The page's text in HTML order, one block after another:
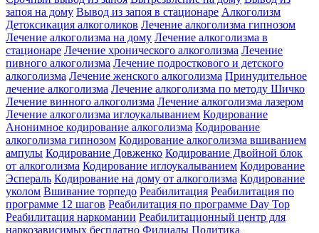
запоя на дому Вывод из запоя в стационаре Алкоголизм
Детоксикация алкоголиков Лечение алкоголизма гипнозом
Лечение алкоголизма на дому Лечение алкоголизма в
стационаре Лечение хронического алкоголизма Лечение
пивного алкоголизма Лечение подросткового и детского
алкоголизма Лечение женского алкоголизма Принудительное
лечение алкоголизма Лечение алкоголизма по методу Шичко
Лечение винного алкоголизма Лечение алкоголизма лазером
Лечение алкоголизма иглоукалыванием Кодирование
Анонимное кодирование алкоголизма Кодирование
алкоголизма гипнозом Кодирование алкоголизма вшиванием
ампулы Кодирование Довженко Кодирование Двойной блок
от алкоголизма Кодирование иглоукалыванием Кодирование
Эспераль Кодирование на дому от алкоголизма Кодирование
уколом Вшивание торпедо Реабилитация Реабилитация по
программе 12 шагов Реабилитация по программе Day Top
Реабилитация наркомании Реабилитационный центр для
наркозависимых бесплатно Филиалы Политика